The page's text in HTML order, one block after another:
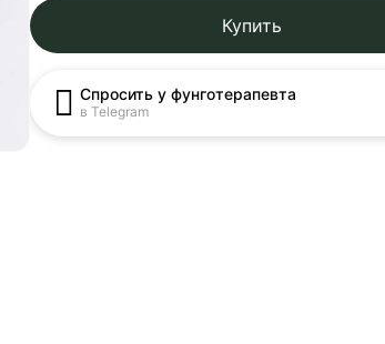
Купить
Спросить у фунготерапевта
в Telegram